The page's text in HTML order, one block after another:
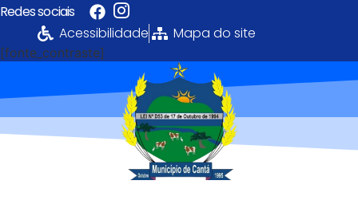
Redes sociais
Acessibilidade
Mapa do site
[fonte_contraste]